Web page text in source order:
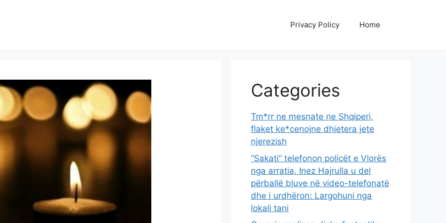
Privacy Policy Home
Categories
Tm*rr ne mesnate ne Shqiperi,
flaket ke*cenojne dhjetera jete
njerezish
“Sakati” telefonon policët e Vlorës
nga arratia, Inez Hajrulla u del
përballë bluve në video-telefonatë
dhe i urdhëron: Largohuni nga
lokali tani